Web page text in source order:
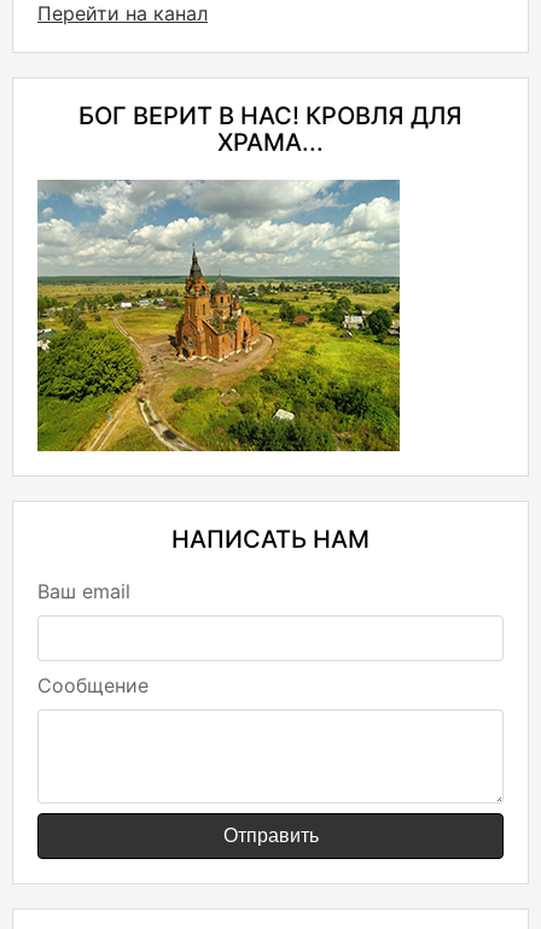
Перейти на канал
БОГ ВЕРИТ В НАС! КРОВЛЯ ДЛЯ
ХРАМА...
НАПИСАТЬ НАМ
Ваш email
Сообщение
Отправить